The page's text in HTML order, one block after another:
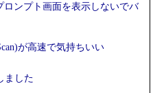
ロンプト画面を表示しないでバ
が高速で気持ちいい
ました